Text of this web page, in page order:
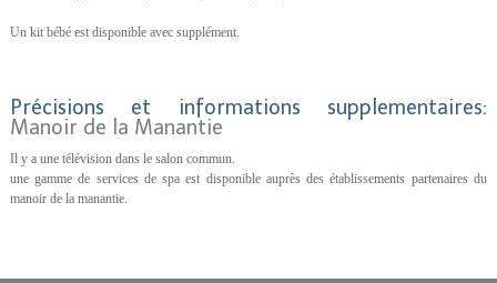
Un kit bébé est disponible avec supplément.
Précisions et informations supplementaires:
Manoir de la Manantie
Il y a une télévision dans le salon commun.
une gamme de services de spa est disponible auprès des établissements partenaires du
manoir de la manantie.